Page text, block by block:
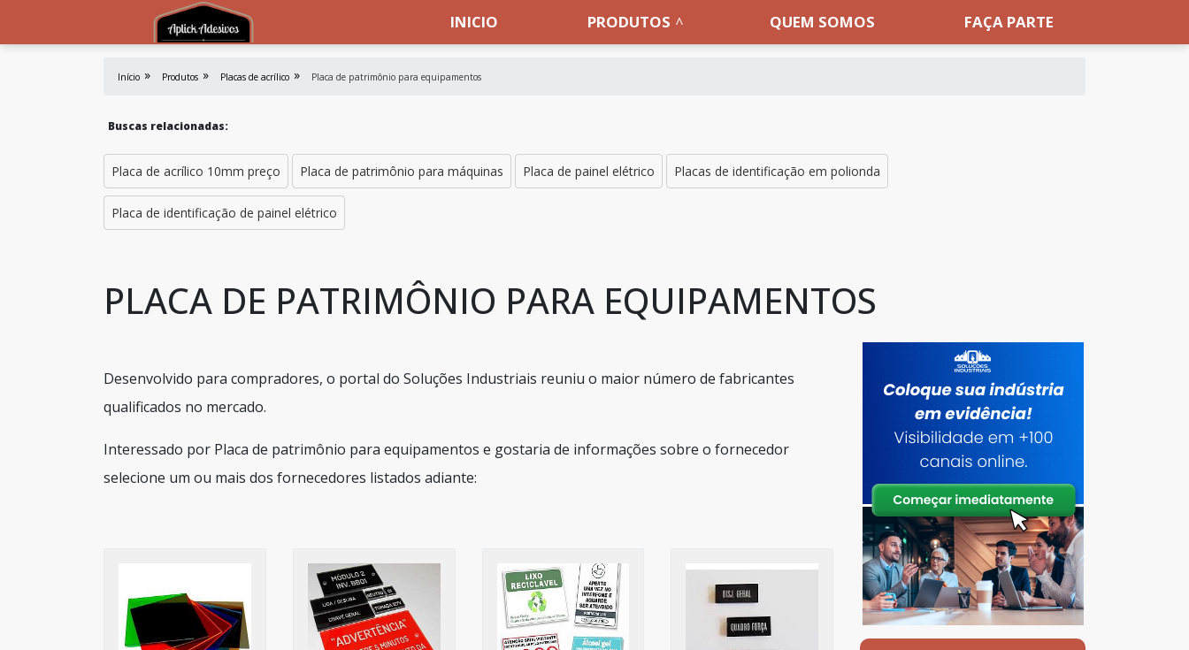
INICIO PRODUTOS QUEM SOMOS FAÇA PARTE
Início Produtos Placas de acrílico Placa de patrimônio para equipamentos
Buscas relacionadas:
Placa de acrílico 10mm preço Placa de patrimônio para máquinas Placa de painel elétrico Placas de identificação em polionda
Placa de identificação de painel elétrico
PLACA DE PATRIMÔNIO PARA EQUIPAMENTOS
Desenvolvido para compradores, o portal do Soluções Industriais reuniu o maior número de fabricantes
qualificados no mercado.
Interessado por Placa de patrimônio para equipamentos e gostaria de informações sobre o fornecedor
selecione um ou mais dos fornecedores listados adiante: